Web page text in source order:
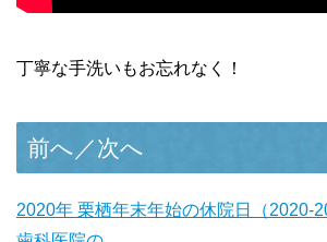
丁寧な手洗いもお忘れなく！
前へ／次へ
年末年始の休院日（2020-
2020年 栗栖